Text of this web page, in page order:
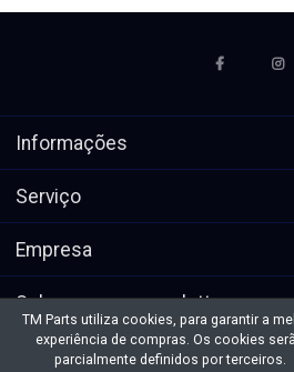
Informações
Serviço
Empresa
Subscrever a newsletters
* Todos os preços excl. IVA, mais
TM Parts utiliza cookies, para garantir a
experiência de compras. Os cookies
parcialmente definidos por terceiros.